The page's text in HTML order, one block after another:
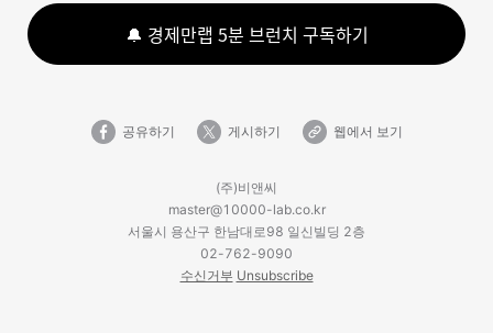
🔔 경제만랩 5분 브런치 구독하기
공유하기 게시하기 웹에서 보기
(주)비앤씨
master@10000-lab.co.kr
서울시 용산구 한남대로98 일신빌딩 2층
02-762-9090
수신거부 Unsubscribe